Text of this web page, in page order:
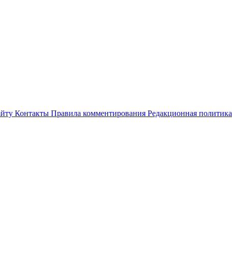
Контакты Правила комментирования Редакционная политика